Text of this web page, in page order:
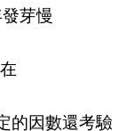
芽慢
的因數還考驗